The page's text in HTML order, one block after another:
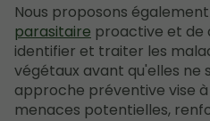
Nous proposons
parasitaire proactive et de
identifier et traiter les
végétaux avant qu'elles ne
approche préventive vise
menaces potentielles,